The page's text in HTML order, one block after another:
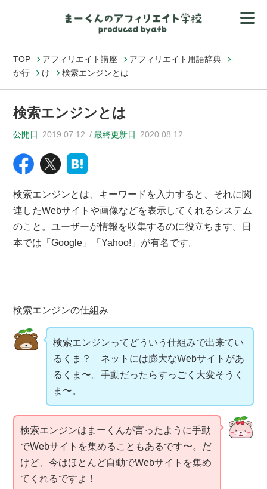
TOP アフィリエイト講座
アフィリエイト用語辞典
か行
け 検索エンジンとは
検索エンジンとは
公開日 2019.07.12 最終更新日 2020.08.12
検索エンジンとは、キーワードを入力すると、それに関
連したWebサイトや画像などを表示してくれるシステム
のこと。ユーザーが情報を収集するのに役立ちます。日
本では「Google」「Yahoo!」が有名です。
検索エンジンの仕組み
検索エンジンってどういう仕組みで出来てい
るくま？ ネットには膨大なWebサイトがあ
るくま〜。手動だったらすっごく大変そうく
ま〜。
検索エンジンはまーくんが言ったように手動
でWebサイトを集めることもあるです〜。だ
けど、今はほとんど自動でWebサイトを集め
てくれるですよ！